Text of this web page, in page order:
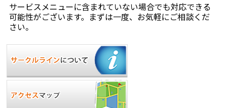
サービスメニューに含まれていない場合でも対応できる
可能性がございます。まずは一度、お気軽にご相談くだ
さい。